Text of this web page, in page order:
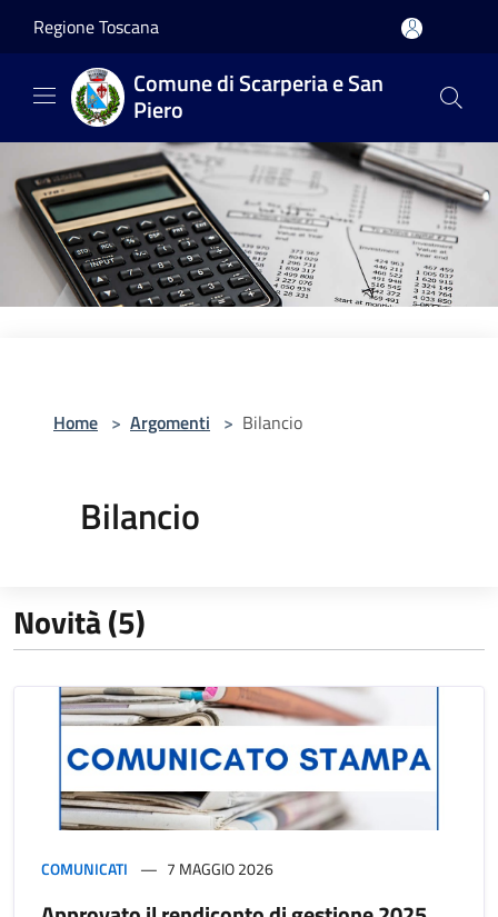
Regione Toscana
Comune di Scarperia e San
Piero
Home > Argomenti > Bilancio
Bilancio
Novità (5)
COMUNICATI 7 MAGGIO 2026